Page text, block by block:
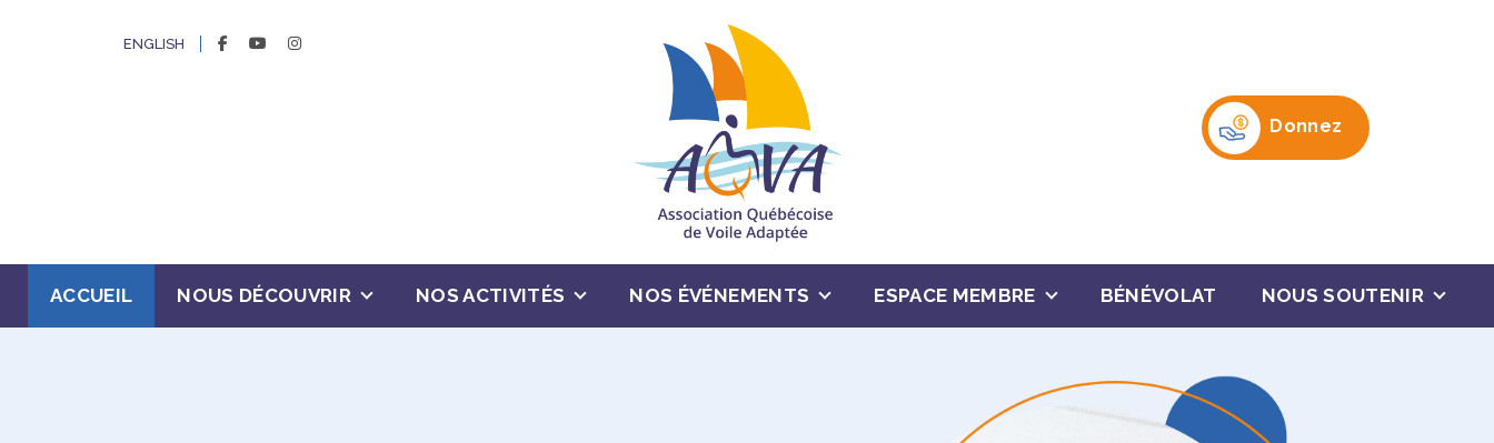
ENGLISH FACEBOOKYOUTUBE
INSTAGRAM
Donnez
ACCUEIL NOUS DÉCOUVRIR NOS ACTIVITÉS NOS ÉVÉNEMENTS ESPACE MEMBRE BÉNÉVOLAT NOUS SOUTENIR